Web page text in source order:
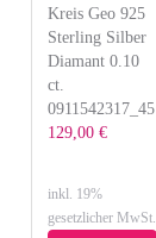
Kreis Geo 925
Sterling Silber
Diamant 0.10
ct.
0911542317_45
129,00 €
inkl. 19%
gesetzlicher MwSt.